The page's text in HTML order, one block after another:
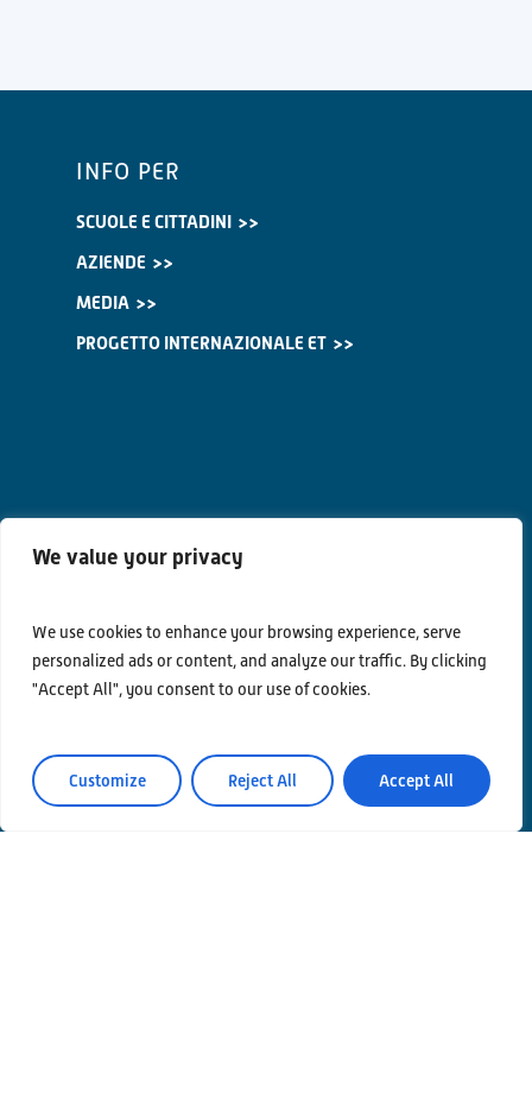
We value your privacy
We use cookies to enhance your browsing experience, serve
personalized ads or content, and analyze our traffic. By clicking
"Accept All", you consent to our use of cookies.
Customize Reject All Accept All
INFO PER
SCUOLE E CITTADINI
AZIENDE
MEDIA
PROGETTO INTERNAZIONALE ET
Contatti
Area Riservata